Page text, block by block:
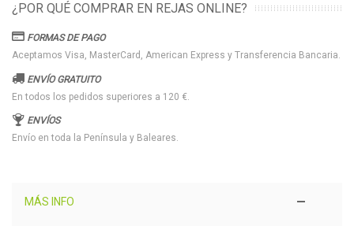
¿POR QUÉ COMPRAR EN REJAS ONLINE?
FORMAS DE PAGO
Aceptamos Visa, MasterCard, American Express y Transferencia Bancaria.
ENVÍO GRATUITO
En todos los pedidos superiores a 120 €.
ENVÍOS
Envío en toda la Península y Baleares.
MÁS INFO